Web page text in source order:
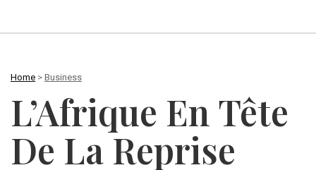
Home > Business
L’Afrique En Tête
De La Reprise